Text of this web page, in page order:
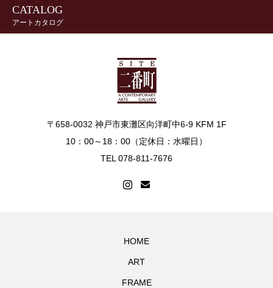
CATALOG
アートカタログ
〒658-0032 神戸市東灘区向洋町中6-9 KFM 1F
10：00～18：00（定休日：水曜日）
TEL 078-811-7676
HOME
ART
FRAME